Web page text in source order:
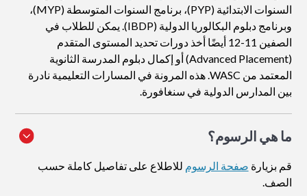
السنوات الابتدائية (PYP)، برنامج السنوات المتوسطة (MYP)،
وبرنامج دبلوم البكالوريا الدولية (IBDP). يمكن للطلاب في
الصفين 11-12 أيضًا أخذ دورات تحديد المستوى المتقدم
(Advanced Placement) أو إكمال دبلوم المدرسة الثانوية
المعتمد من WASC. هذه المرونة في المسارات التعليمية نادرة
بين المدارس الدولية في سنغافورة.
ما هي الرسوم؟
قم بزيارة صفحة الرسوم للاطلاع على تفاصيل كاملة حسب
الصف.